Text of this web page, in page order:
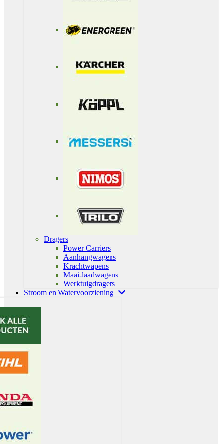
Dragers
Power Carriers
Aanhangwagens
Krachtwapens
Maai-laadwagens
Werktuigdragers
Stroom en Watervoorziening